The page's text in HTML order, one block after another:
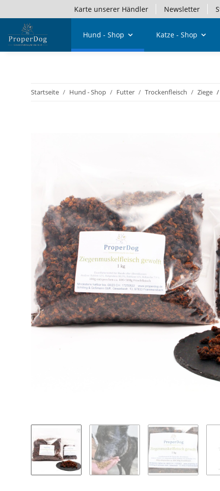
Karte unserer Händler Newsletter
Hund - Shop Katze - Shop
Startseite Hund - Shop Futter Trockenfleisch Ziege